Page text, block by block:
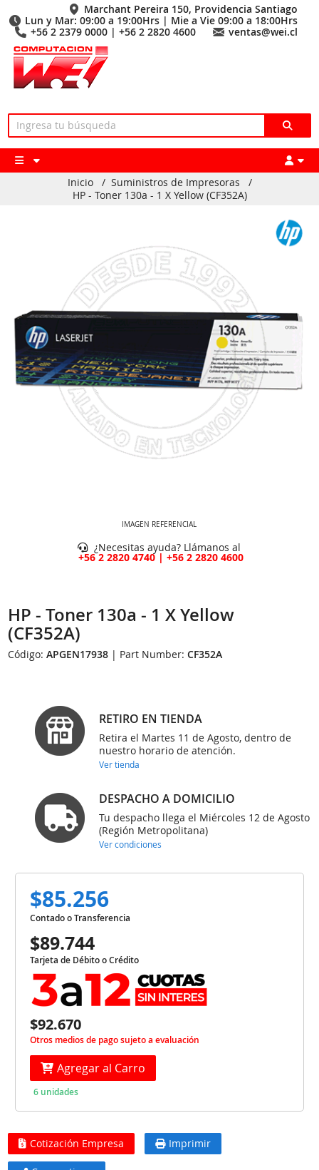
Marchant Pereira 150, Providencia Santiago
Lun y Mar: 09:00 a 19:00Hrs | Mie a Vie 09:00 a 18:00Hrs
+56 2 2379 0000 | +56 2 2820 4600
ventas@wei.cl
Inicio / Suministros de Impresoras
/
HP - Toner 130a - 1 X Yellow (CF352A)
IMAGEN REFERENCIAL
¿Necesitas ayuda? Llámanos al
+56 2 2820 4740 | +56 2 2820 4600
HP - Toner 130a - 1 X Yellow
(CF352A)
Código:APGEN17938 | Part Number:CF352A
RETIRO EN TIENDA
Retira el Martes 11 de Agosto, dentro de
nuestro horario de atención.
Ver tienda
DESPACHO A DOMICILIO
Tu despacho llega el Miércoles 12 de Agosto
(Región Metropolitana)
Ver condiciones
$85.256
Contado o Transferencia
$89.744
Tarjeta de Débito o Crédito
$92.670
Otros medios de pago sujeto a evaluación
Agregar al Carro
6 unidades
Cotización Empresa Imprimir